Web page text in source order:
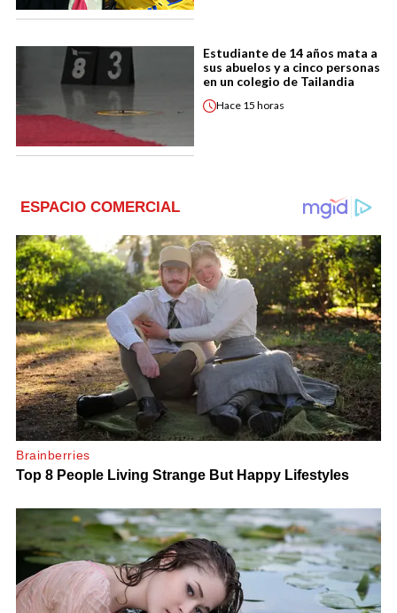
Estudiante de 14 años mata a
sus abuelos y a cinco personas
en un colegio de Tailandia
Hace 15 horas